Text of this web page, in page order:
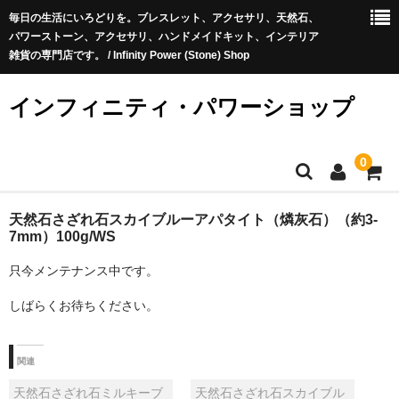
毎日の生活にいろどりを。ブレスレット、アクセサリ、天然石、
パワーストーン、アクセサリ、ハンドメイドキット、インテリア
雑貨の専門店です。 / Infinity Power (Stone) Shop
インフィニティ・パワーショップ
0
ホーム
天然石さざれ石スカイブルーアパタイト（燐灰石）（約3-
7mm）100g/WS
只今メンテナンス中です。
しばらくお待ちください。
関連
天然石さざれ石ミルキーブ 天然石さざれ石スカイブル